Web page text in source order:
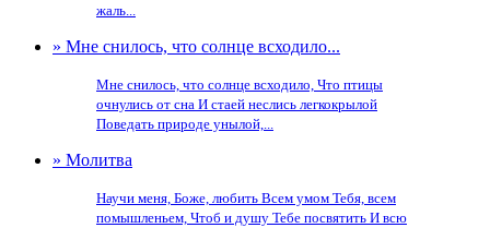
жаль...
» Мне снилось, что солнце всходило...
Мне снилось, что солнце всходило, Что птицы
очнулись от сна И стаей неслись легкокрылой
Поведать природе унылой,...
» Молитва
Научи меня, Боже, любить Всем умом Тебя, всем
помышленьем, Чтоб и душу Тебе посвятить И всю